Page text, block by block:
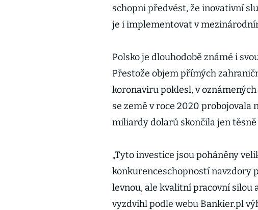
schopni předvést, že inovativní
je i implementovat v
Polsko je dlouhodobě známé i
Přestože objem přímých
koronaviru poklesl, v
se země v roce 2020 probojovala
miliardy dolarů skončila jen těsně
„Tyto investice jsou poháněny
konkurenceschopností navzdory
levnou, ale kvalitní pracovní silou
vyzdvihl podle webu Bankier.pl